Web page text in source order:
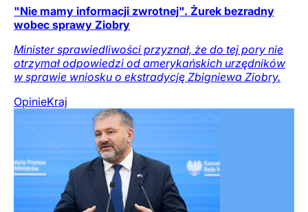
"Nie mamy informacji zwrotnej". Żurek bezradny
wobec sprawy Ziobry
Minister sprawiedliwości przyznał, że do tej pory nie
otrzymał odpowiedzi od amerykańskich urzędników
w sprawie wniosku o ekstradycję Zbigniewa Ziobry.
OpinieKraj